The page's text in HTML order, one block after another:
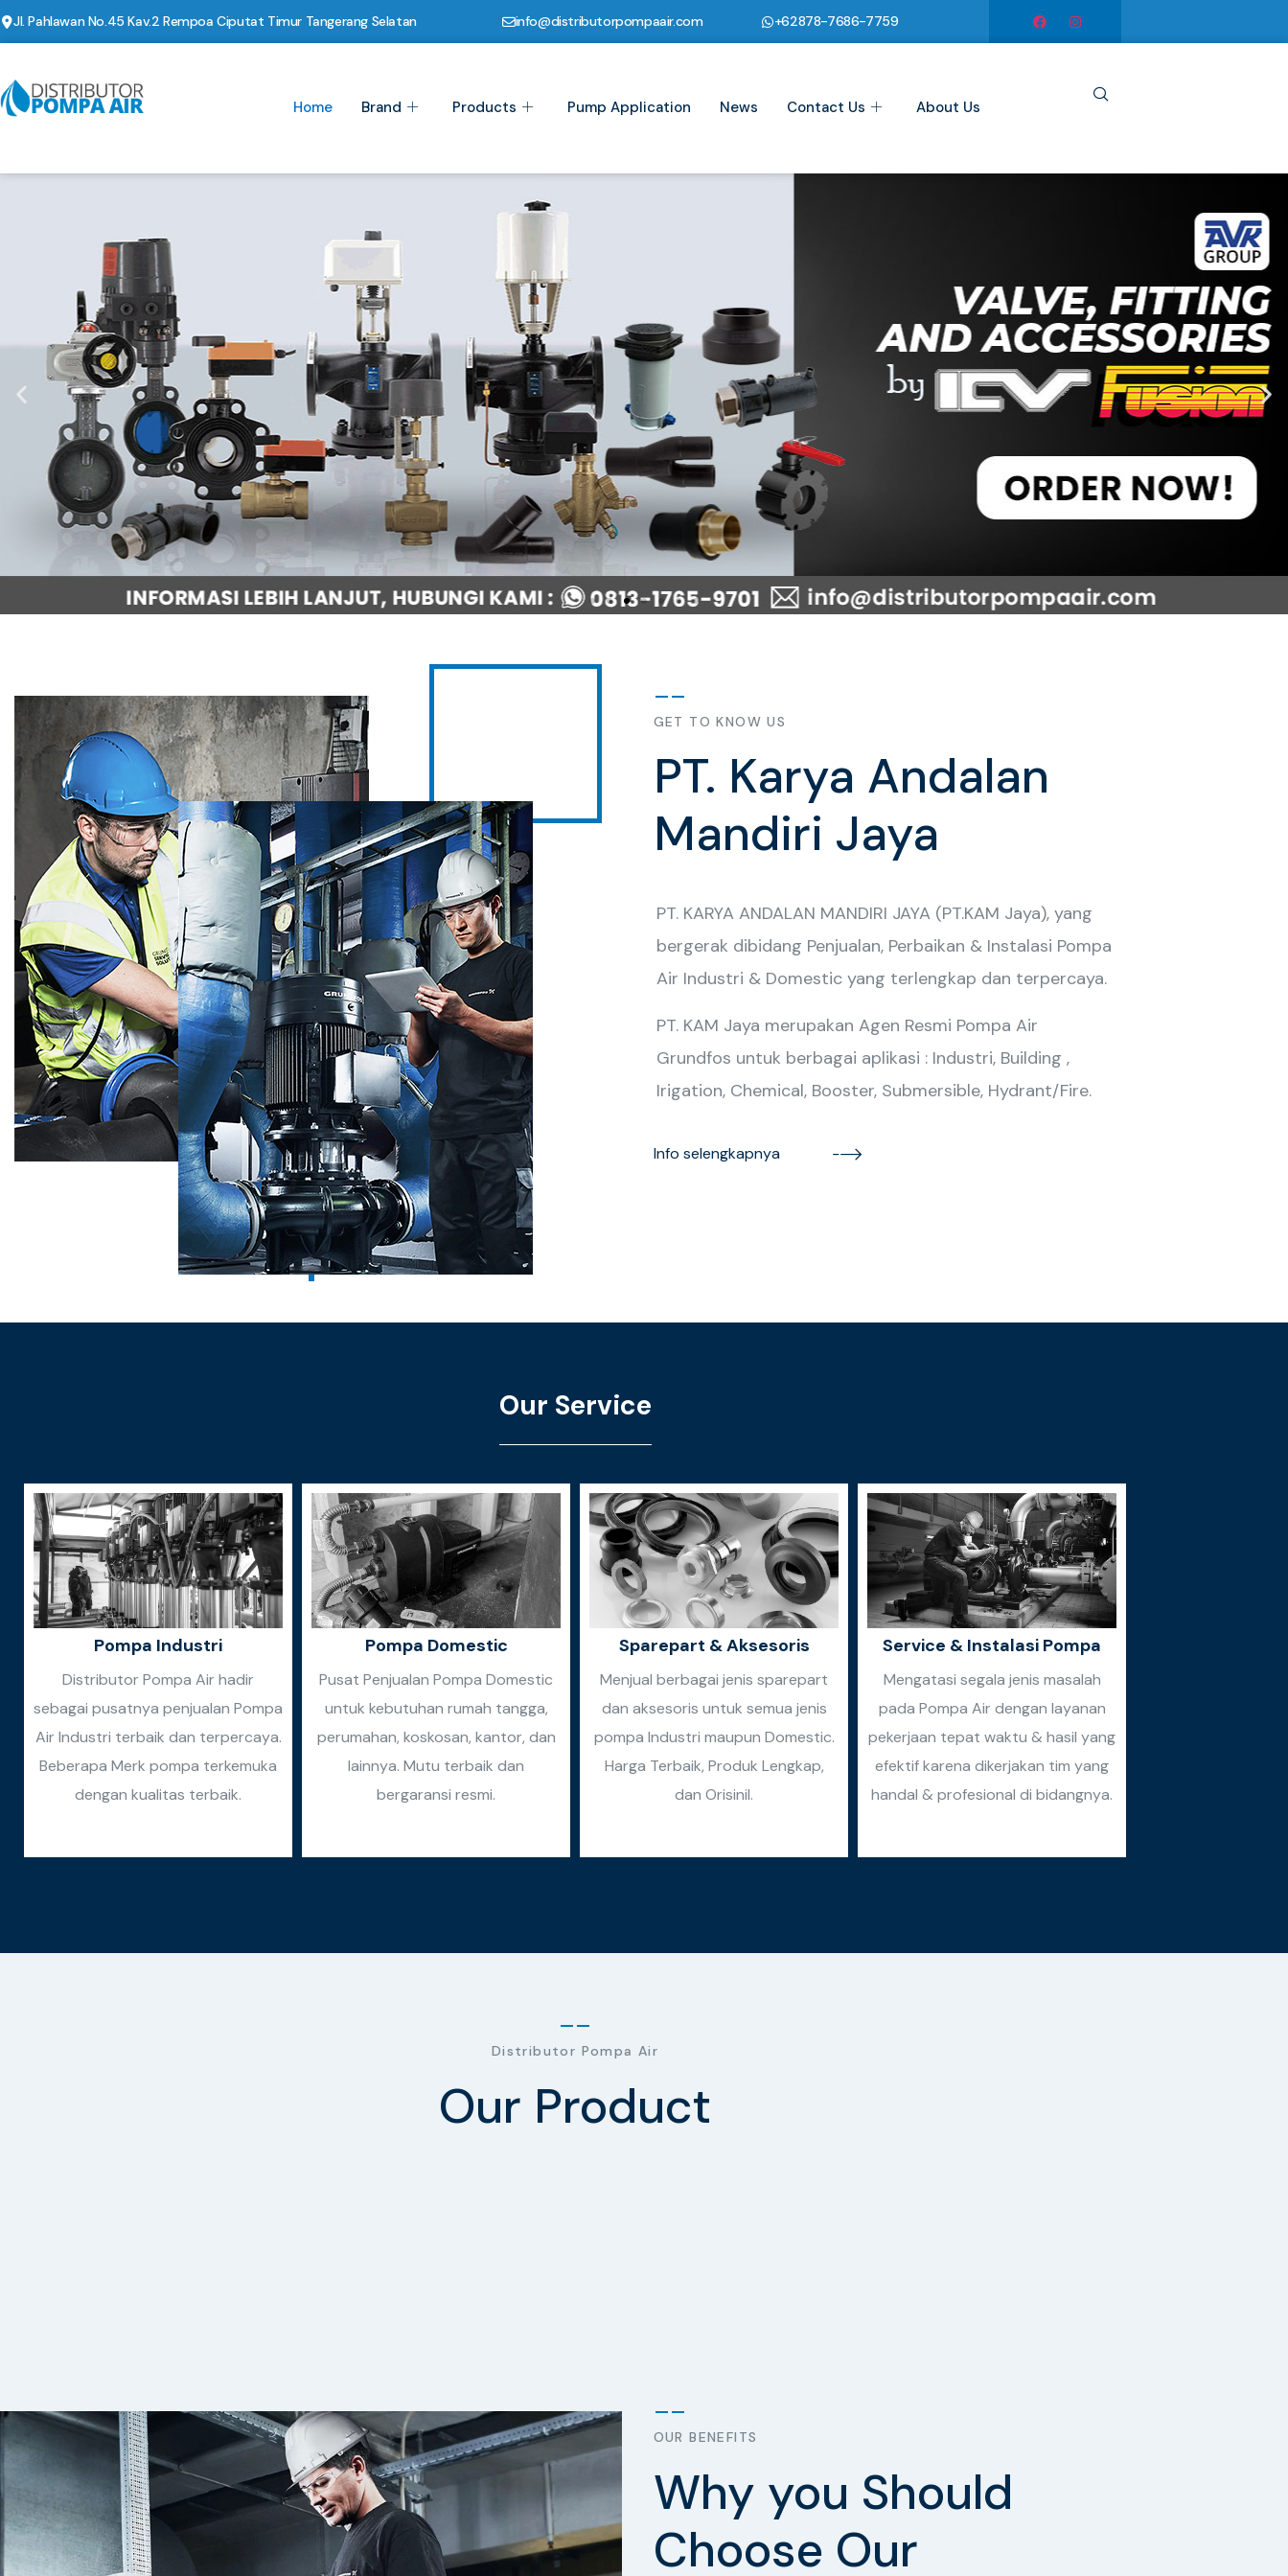
Jl. Pahlawan No.45 Kav.2 Rempoa Ciputat Timur Tangerang Selatan info@distributorpompaair.com +62878-7686-7759
Home Brand Products Pump Application News Contact Us About Us
GET TO KNOW US
PT. Karya Andalan
Mandiri Jaya
PT. KARYA ANDALAN MANDIRI JAYA (PT.KAM Jaya), yang
bergerak dibidang Penjualan, Perbaikan & Instalasi Pompa
Air Industri & Domestic yang terlengkap dan terpercaya.
PT. KAM Jaya merupakan Agen Resmi Pompa Air
Grundfos untuk berbagai aplikasi : Industri, Building ,
Irigation, Chemical, Booster, Submersible, Hydrant/Fire.
Info selengkapnya
Our Service
Pompa Industri
Distributor Pompa Air hadir
sebagai pusatnya penjualan Pompa
Air Industri terbaik dan terpercaya.
Beberapa Merk pompa terkemuka
dengan kualitas terbaik.
Pompa Domestic
Pusat Penjualan Pompa Domestic
untuk kebutuhan rumah tangga,
perumahan, koskosan, kantor, dan
lainnya. Mutu terbaik dan
bergaransi resmi.
Sparepart & Aksesoris
Menjual berbagai jenis sparepart
dan aksesoris untuk semua jenis
pompa Industri maupun Domestic.
Harga Terbaik, Produk Lengkap,
dan Orisinil.
Service & Instalasi Pompa
Mengatasi segala jenis masalah
pada Pompa Air dengan layanan
pekerjaan tepat waktu & hasil yang
efektif karena dikerjakan tim yang
handal & profesional di bidangnya.
Distributor Pompa Air
Our Product
OUR BENEFITS
Why you Should
Choose Our